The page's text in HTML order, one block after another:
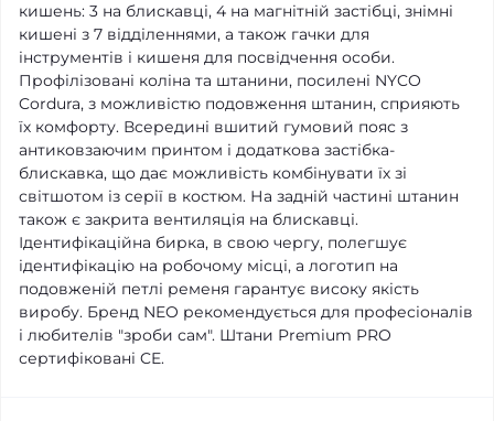
кишень: 3 на блискавці, 4 на магнітній застібці, знімні
кишені з 7 відділеннями, а також гачки для
інструментів і кишеня для посвідчення особи.
Профілізовані коліна та штанини, посилені NYCO
Cordura, з можливістю подовження штанин, сприяють
їх комфорту. Всередині вшитий гумовий пояс з
антиковзаючим принтом і додаткова застібка-
блискавка, що дає можливість комбінувати їх зі
світшотом із серії в костюм. На задній частині штанин
також є закрита вентиляція на блискавці.
Ідентифікаційна бирка, в свою чергу, полегшує
ідентифікацію на робочому місці, а логотип на
подовженій петлі ременя гарантує високу якість
виробу. Бренд NEO рекомендується для професіоналів
і любителів "зроби сам". Штани Premium PRO
сертифіковані CE.